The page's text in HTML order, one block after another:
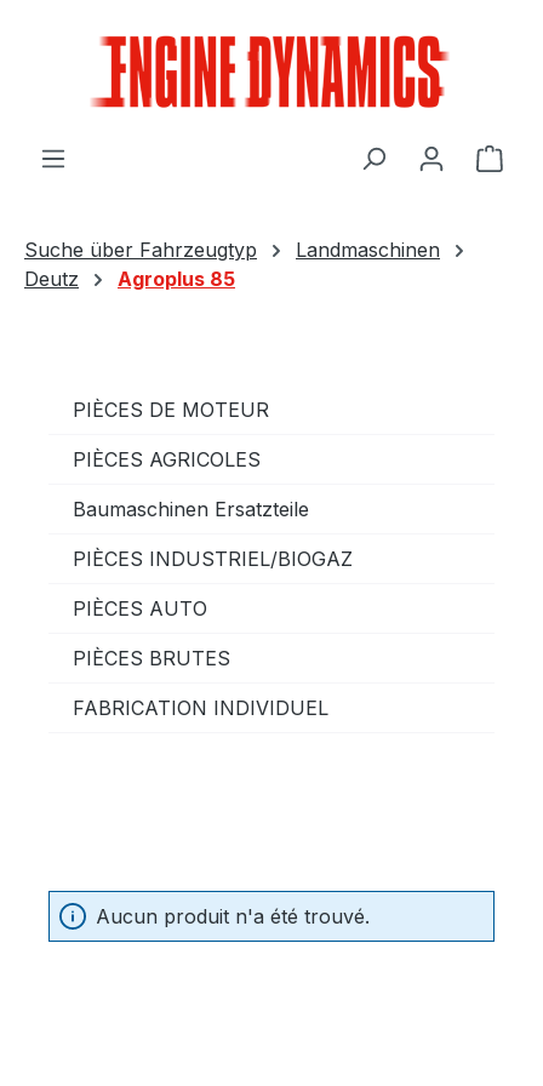
Le
Suche über Fahrzeugtyp
Landmaschinen
Deutz
Agroplus 85
PIÈCES DE MOTEUR
PIÈCES AGRICOLES
Baumaschinen Ersatzteile
PIÈCES INDUSTRIEL/BIOGAZ
PIÈCES AUTO
PIÈCES BRUTES
FABRICATION INDIVIDUEL
Aucun produit n'a été trouvé.